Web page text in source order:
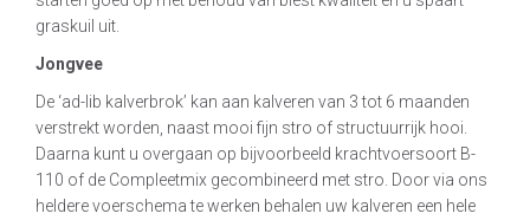
graskuil uit.
Jongvee
De ‘ad-lib kalverbrok’ kan aan kalveren van 3 tot 6 maanden
verstrekt worden, naast mooi fijn stro of structuurrijk hooi.
Daarna kunt u overgaan op bijvoorbeeld krachtvoersoort B-
110 of de Compleetmix gecombineerd met stro. Door via ons
heldere voerschema te werken behalen uw kalveren een hele